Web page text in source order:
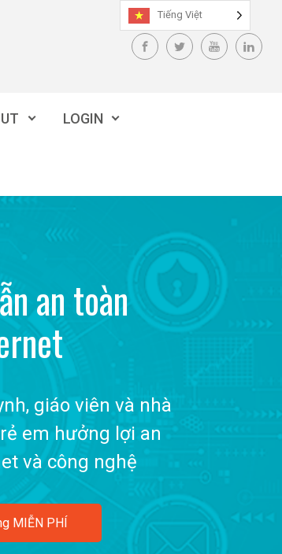
LOGIN
an toàn
giáo viên và nhà
em hưởng lợi an
và công nghệ
MIỄN PHÍ
Tiếng Việt